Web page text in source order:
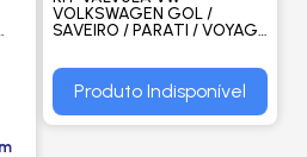
VOLKSWAGEN GOL /
SAVEIRO / PARATI / VOYAGE
VALCLEI
Produto Indisponível